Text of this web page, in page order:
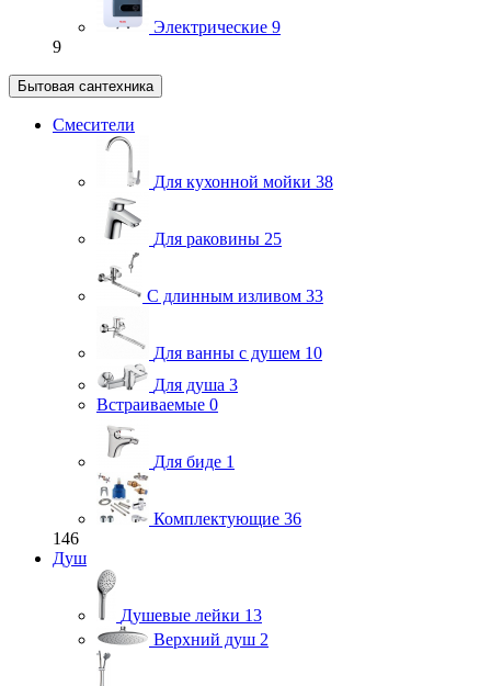
Электрические 9
9
Бытовая сантехника
Смесители
Для кухонной мойки 38
Для раковины 25
С длинным изливом 33
Для ванны с душем 10
Для душа 3
Встраиваемые 0
Для биде 1
Комплектующие 36
146
Душ
Душевые лейки 13
Верхний душ 2